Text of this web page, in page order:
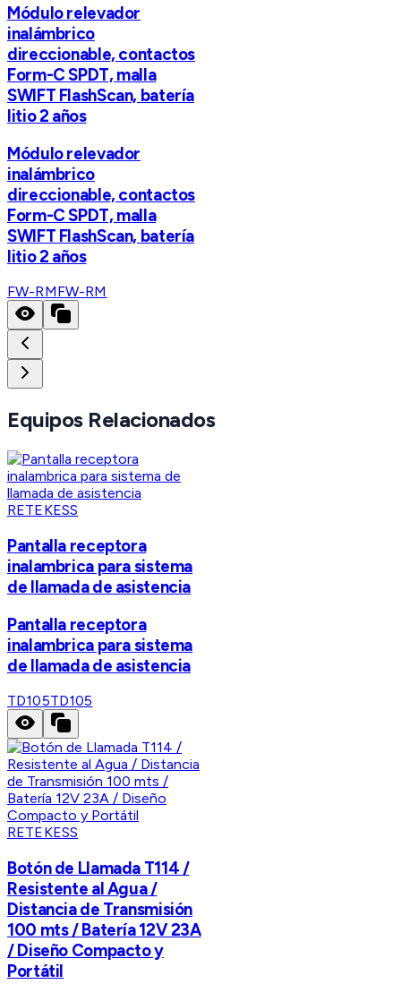
Módulo relevador
inalámbrico
direccionable, contactos
Form-C SPDT, malla
SWIFT FlashScan, batería
litio 2 años
Módulo relevador
inalámbrico
direccionable, contactos
Form-C SPDT, malla
SWIFT FlashScan, batería
litio 2 años
FW-RMFW-RM
Equipos Relacionados
RETEKESS
Pantalla receptora
inalambrica para sistema
de llamada de asistencia
Pantalla receptora
inalambrica para sistema
de llamada de asistencia
TD105TD105
RETEKESS
Botón de Llamada T114 /
Resistente al Agua /
Distancia de Transmisión
100 mts / Batería 12V 23A
/ Diseño Compacto y
Portátil